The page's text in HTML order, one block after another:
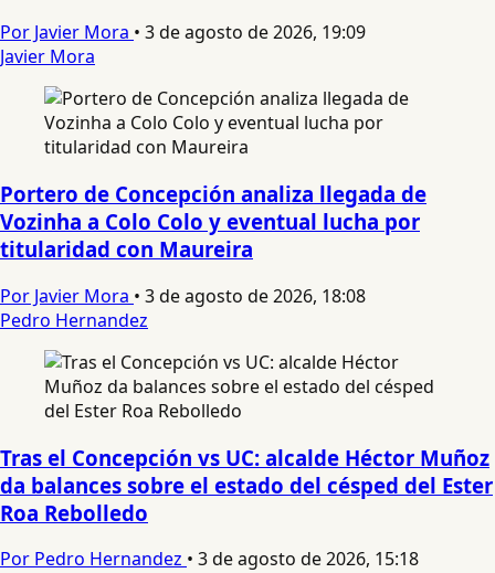
Por Javier Mora • 3 de agosto de 2026, 19:09
Javier Mora
Portero de Concepción analiza llegada de
Vozinha a Colo Colo y eventual lucha por
titularidad con Maureira
Por Javier Mora • 3 de agosto de 2026, 18:08
Pedro Hernandez
Tras el Concepción vs UC: alcalde Héctor Muñoz
da balances sobre el estado del césped del Ester
Roa Rebolledo
Por Pedro Hernandez • 3 de agosto de 2026, 15:18